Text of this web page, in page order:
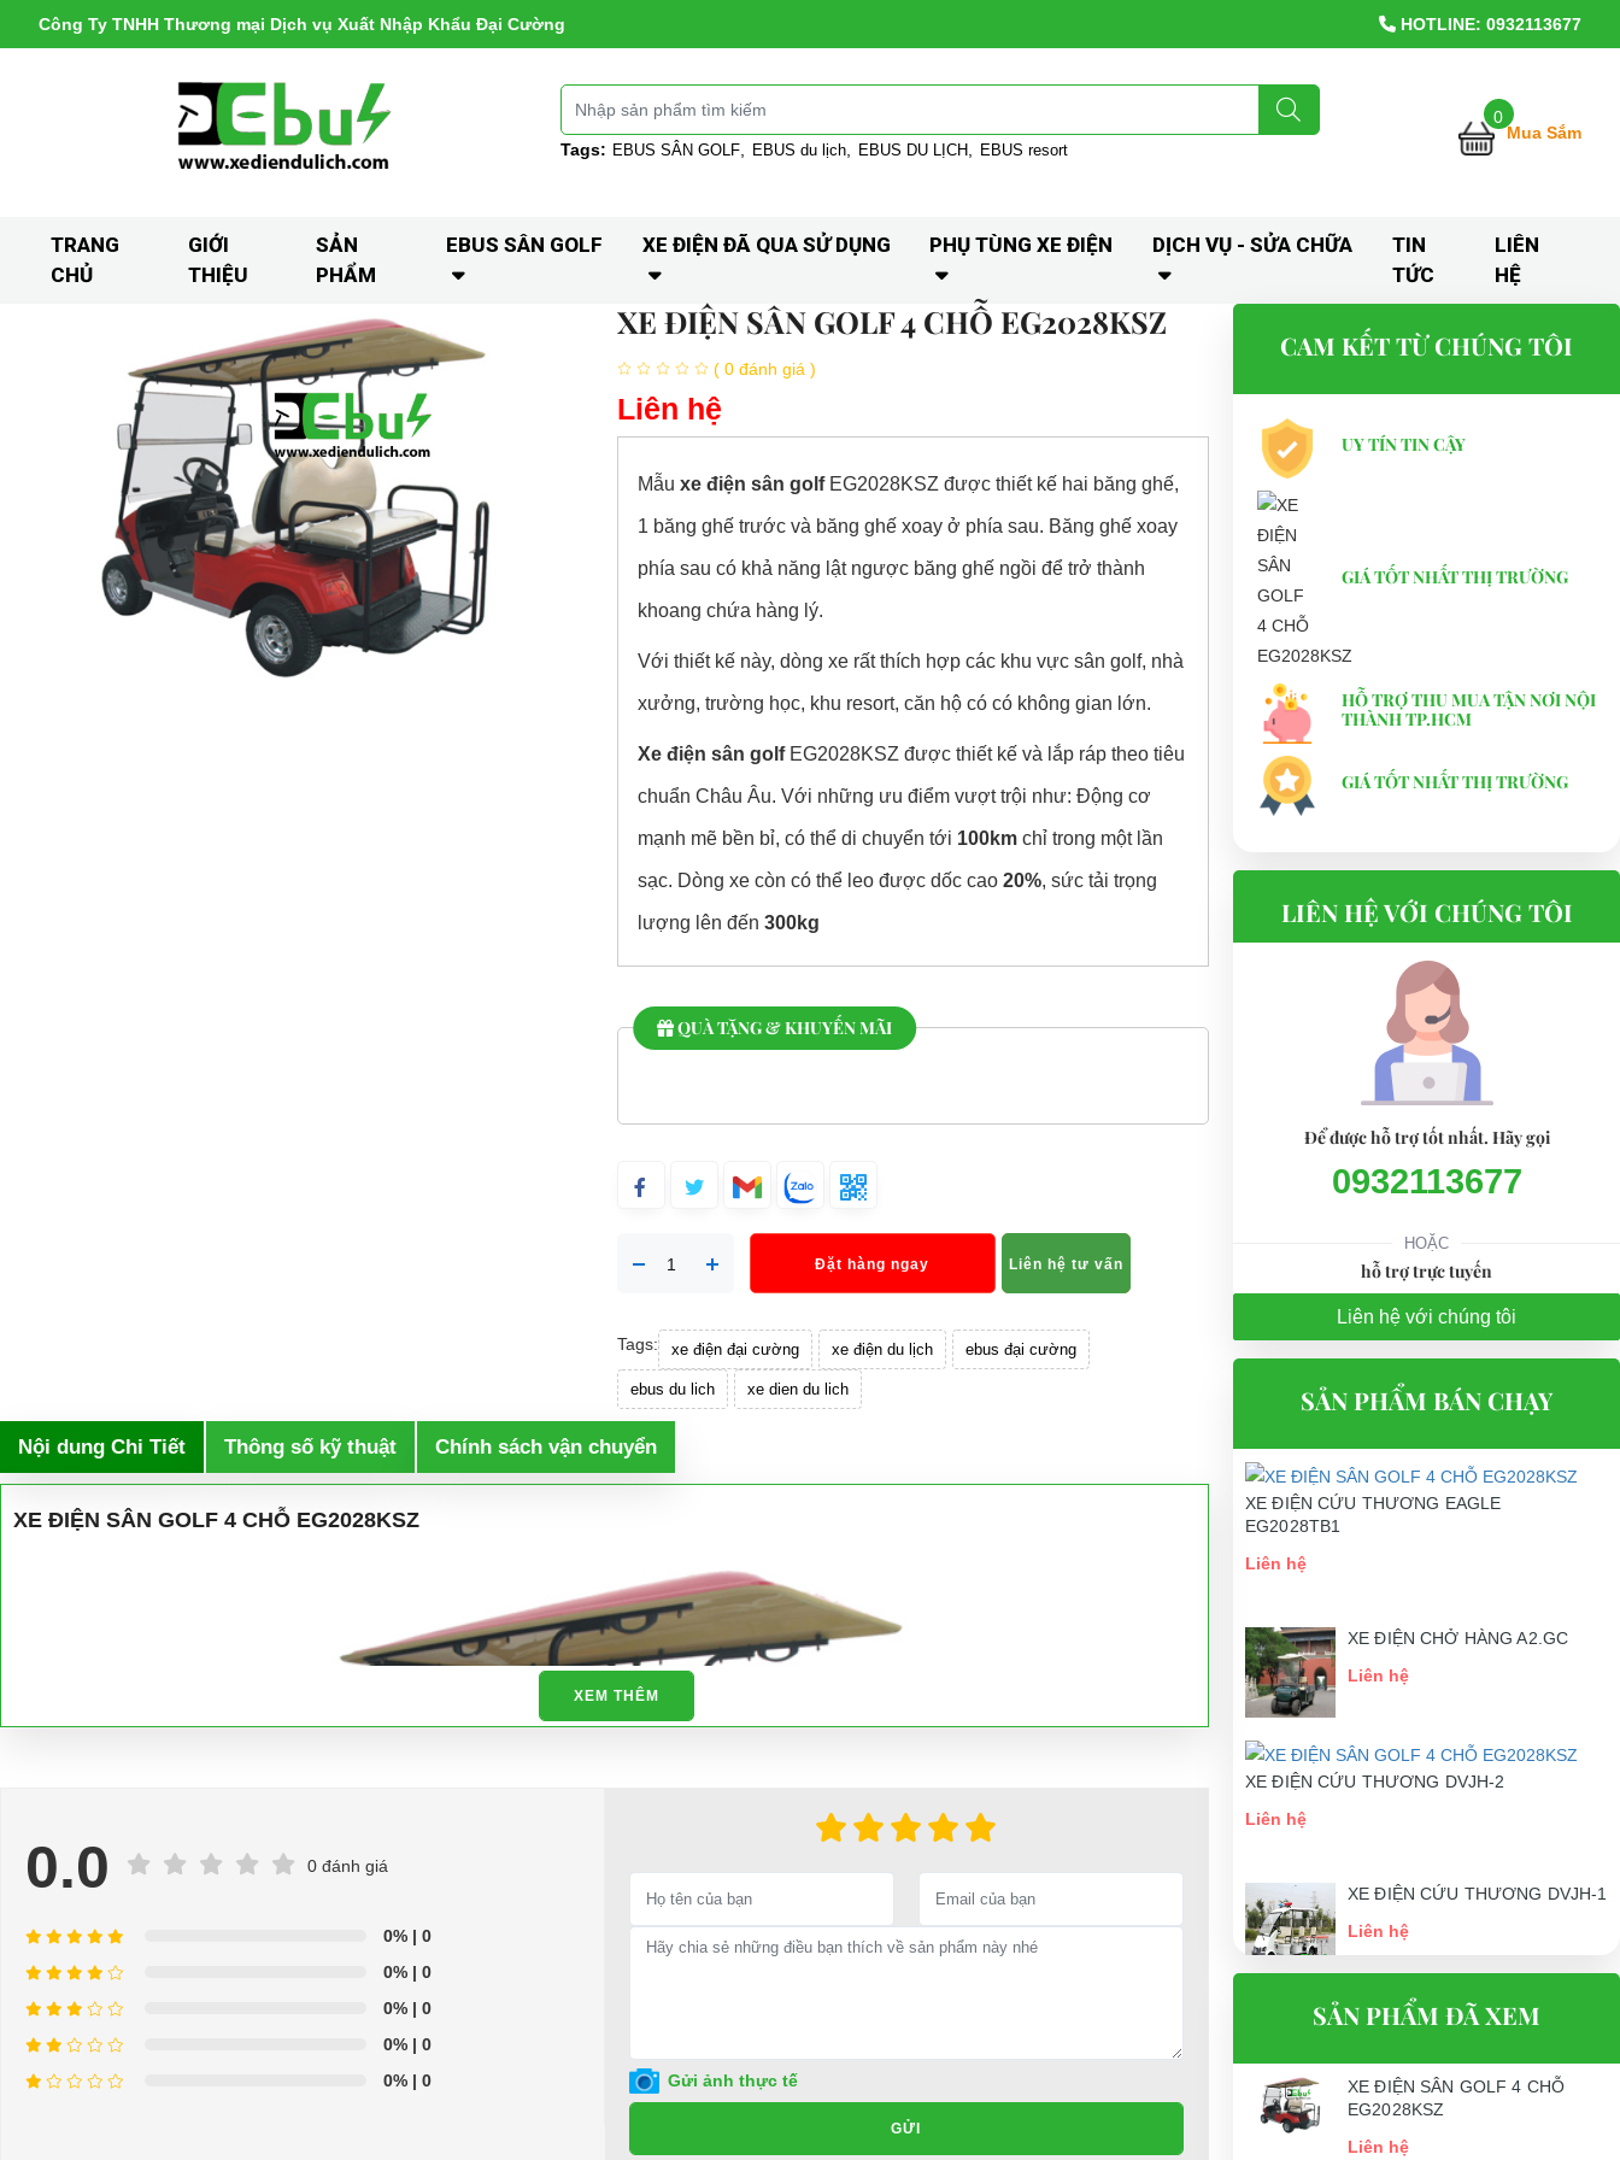
Công Ty TNHH Thương mại Dịch vụ Xuất Nhập Khẩu Đại Cường HOTLINE: 0932113677
Tags: EBUS SÂN GOLF EBUS du lịch EBUS DU LỊCH EBUS resort
0
Mua Sắm
TRANG
CHỦ
GIỚI
THIỆU
SẢN
PHẨM
EBUS SÂN GOLF XE ĐIỆN ĐÃ QUA SỬ DỤNG PHỤ TÙNG XE ĐIỆN DỊCH VỤ - SỬA CHỮA
TIN
TỨC
LIÊN
HỆ
XE ĐIỆN SÂN GOLF 4 CHỖ EG2028KSZ
( 0 đánh giá )
Liên hệ
Mẫu xe điện sân golfEG2028KSZ được thiết kế hai băng ghế,
1 băng ghế trước và băng ghế xoay ở phía sau. Băng ghế xoay
phía sau có khả năng lật ngược băng ghế ngồi để trở thành
khoang chứa hàng lý.
Với thiết kế này, dòng xe rất thích hợp các khu vực sân golf, nhà
xưởng, trường học, khu resort, căn hộ có có không gian lớn.
Xe điện sân golfEG2028KSZ được thiết kế và lắp ráp theo tiêu
chuẩn Châu Âu. Với những ưu điểm vượt trội như: Động cơ
mạnh mẽ bền bỉ, có thể di chuyển tới 100km chỉ trong một lần
sạc. Dòng xe còn có thể leo được dốc cao 20%, sức tải trọng
lượng lên đến 300kg
QUÀ TẶNG & KHUYẾN MÃI
Đặt hàng ngay Liên hệ tư vấn
Tags: xe điện đại cường xe điện du lịch ebus đại cường
ebus du lich xe dien du lich
Nội dung Chi Tiết Thông số kỹ thuật Chính sách vận chuyển
XE ĐIỆN SÂN GOLF 4 CHỖ EG2028KSZ
XEM THÊM
0.0 0 đánh giá
0%| 0
0%| 0
0%| 0
0%| 0
0%| 0 Gửi ảnh thực tế
GỬI
CAM KẾT TỪ CHÚNG TÔI
UY TÍN TIN CẬY
GIÁ TỐT NHẤT THỊ TRƯỜNG
HỖ TRỢ THU MUA TẬN NƠI NỘI
THÀNH TP.HCM
GIÁ TỐT NHẤT THỊ TRƯỜNG
LIÊN HỆ VỚI CHÚNG TÔI
Để được hỗ trợ tốt nhất. Hãy gọi
0932113677
HOẶC
hỗ trợ trực tuyến
Liên hệ với chúng tôi
SẢN PHẨM BÁN CHẠY
XE ĐIỆN CỨU THƯƠNG EAGLE
EG2028TB1
Liên hệ
XE ĐIỆN CHỞ HÀNG A2.GC
Liên hệ
XE ĐIỆN CỨU THƯƠNG DVJH-2
Liên hệ
XE ĐIỆN CỨU THƯƠNG DVJH-1
Liên hệ
SẢN PHẨM ĐÃ XEM
XE ĐIỆN SÂN GOLF 4 CHỖ
EG2028KSZ
Liên hệ